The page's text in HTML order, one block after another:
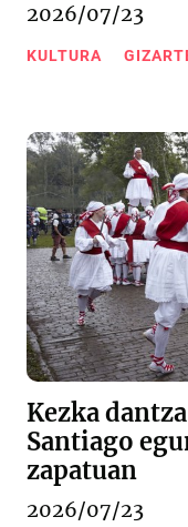
2026/07/23
KULTURA
Kezka
Santiago
zapatuan
2026/07/23